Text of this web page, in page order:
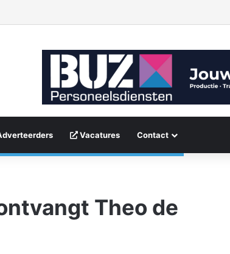
Vacatures Contact
Theo de